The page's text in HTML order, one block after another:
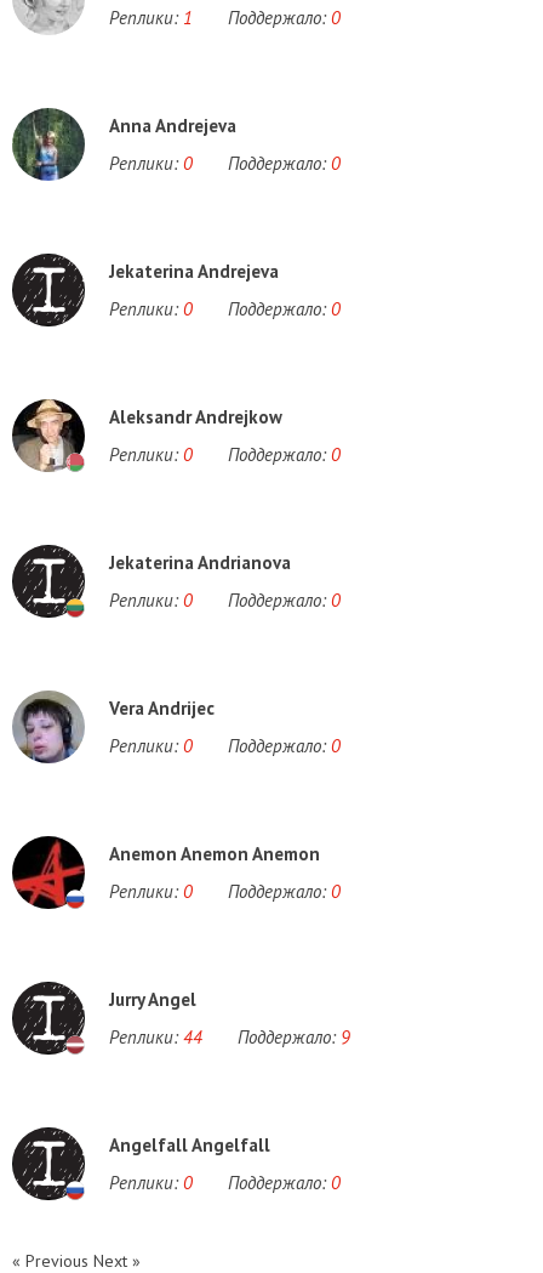
Реплики: 1 Поддержало: 0
Anna Andrejeva
Реплики: 0 Поддержало: 0
Jekaterina Andrejeva
Реплики: 0 Поддержало: 0
Aleksandr Andrejkow
Реплики: 0 Поддержало: 0
Jekaterina Andrianova
Реплики: 0 Поддержало: 0
Vera Andrijec
Реплики: 0 Поддержало: 0
Anemon Anemon Anemon
Реплики: 0 Поддержало: 0
Jurry Angel
Реплики: 44 Поддержало: 9
Angelfall Angelfall
Реплики: 0 Поддержало: 0
« Previous Next »